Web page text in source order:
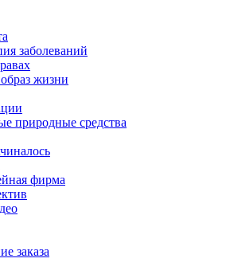
заболеваний
жизни
природные средства
фирма
заказа